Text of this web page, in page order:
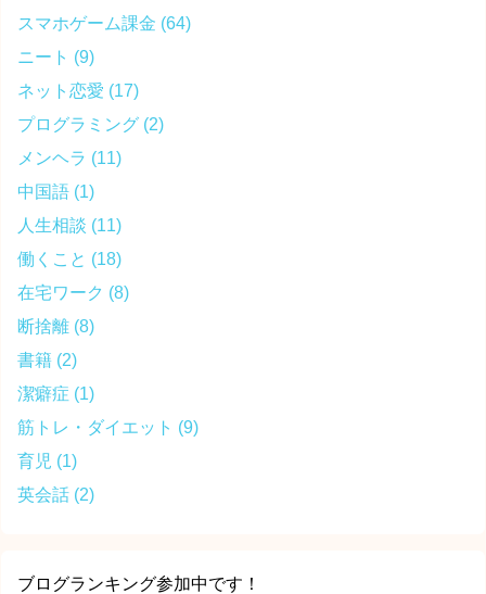
スマホゲーム課金 (64)
ニート (9)
ネット恋愛 (17)
プログラミング (2)
メンヘラ (11)
中国語 (1)
人生相談 (11)
働くこと (18)
在宅ワーク (8)
断捨離 (8)
書籍 (2)
潔癖症 (1)
筋トレ・ダイエット (9)
育児 (1)
英会話 (2)
ブログランキング参加中です！